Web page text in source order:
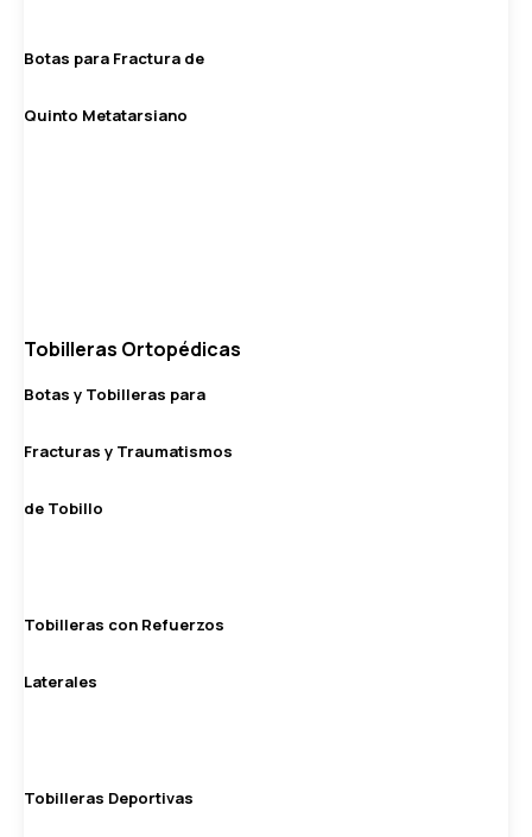
Botas para Fractura de
Quinto Metatarsiano
Tobilleras Ortopédicas
Botas y Tobilleras para
Fracturas y Traumatismos
de Tobillo
Tobilleras con Refuerzos
Laterales
Tobilleras Deportivas